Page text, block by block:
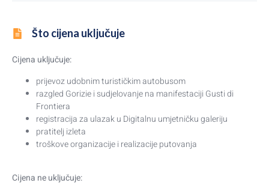
Što cijena uključuje
Cijena uključuje:
prijevoz udobnim turističkim autobusom
razgled Gorizie i sudjelovanje na manifestaciji Gusti di
Frontiera
registracija za ulazak u Digitalnu umjetničku galeriju
pratitelj izleta
troškove organizacije i realizacije putovanja
Cijena ne uključuje: